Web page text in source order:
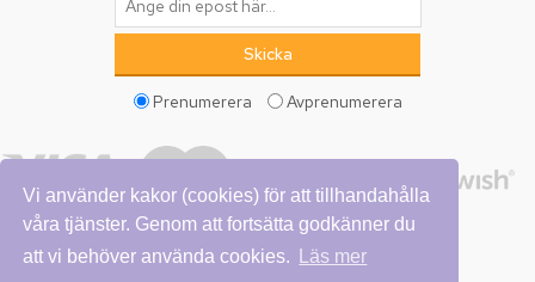
Vi använder kakor (cookies) för att tillhandahålla
våra tjänster. Genom att fortsätta godkänner du
att vi behöver använda cookies.
Läs mer
Prenumerera Avprenumerera